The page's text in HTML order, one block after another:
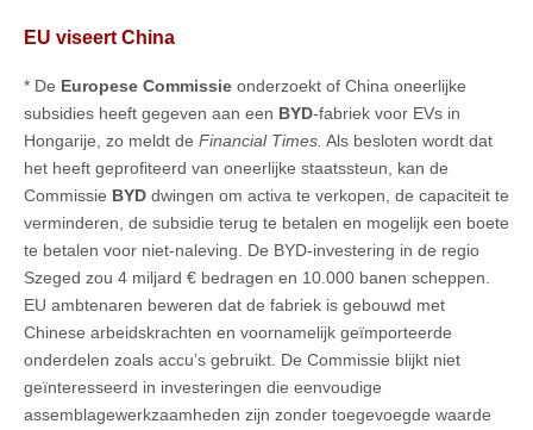
EU viseert China
* De Europese Commissie onderzoekt of China oneerlijke
subsidies heeft gegeven aan een BYD-fabriek voor EVs in
Hongarije, zo meldt de Financial Times. Als besloten wordt dat
het heeft geprofiteerd van oneerlijke staatssteun, kan de
Commissie BYD dwingen om activa te verkopen, de capaciteit te
verminderen, de subsidie terug te betalen en mogelijk een boete
te betalen voor niet-naleving. De BYD-investering in de regio
Szeged zou 4 miljard € bedragen en 10.000 banen scheppen.
EU ambtenaren beweren dat de fabriek is gebouwd met
Chinese arbeidskrachten en voornamelijk geïmporteerde
onderdelen zoals accu’s gebruikt. De Commissie blijkt niet
geïnteresseerd in investeringen die eenvoudige
assemblagewerkzaamheden zijn zonder toegevoegde waarde